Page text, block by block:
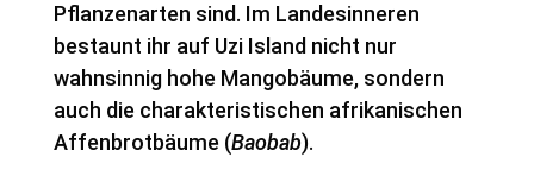
Pflanzenarten sind. Im Landesinneren
bestaunt ihr auf Uzi Island nicht nur
wahnsinnig hohe Mangobäume, sondern
auch die charakteristischen afrikanischen
Affenbrotbäume (Baobab).